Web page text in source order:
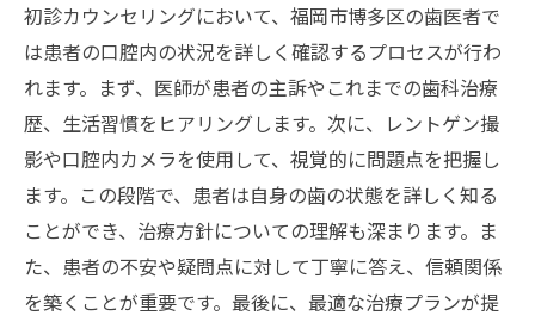
初診カウンセリングにおいて、福岡市博多区の歯医者で
は患者の口腔内の状況を詳しく確認するプロセスが行わ
れます。まず、医師が患者の主訴やこれまでの歯科治療
歴、生活習慣をヒアリングします。次に、レントゲン撮
影や口腔内カメラを使用して、視覚的に問題点を把握し
ます。この段階で、患者は自身の歯の状態を詳しく知る
ことができ、治療方針についての理解も深まります。ま
た、患者の不安や疑問点に対して丁寧に答え、信頼関係
を築くことが重要です。最後に、最適な治療プランが提